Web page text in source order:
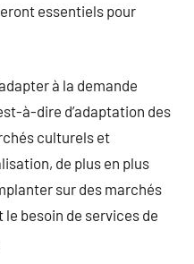
essentiels pour
à la demande
à-dire d’adaptation des
culturels et
de plus en plus
sur des marchés
besoin de services de